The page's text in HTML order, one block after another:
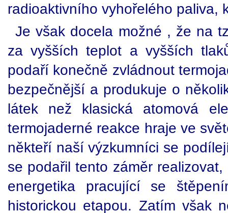
radioaktivního vyhořelého paliva,
Je však docela možné , že na
za vyšších teplot a vyšších
podaří konečně zvládnout
bezpečnější a produkuje o
látek než klasická atomová
termojaderné reakce hraje ve
někteří naší výzkumníci se
se podařil tento záměr
energetika pracující se
historickou etapou. Zatím však